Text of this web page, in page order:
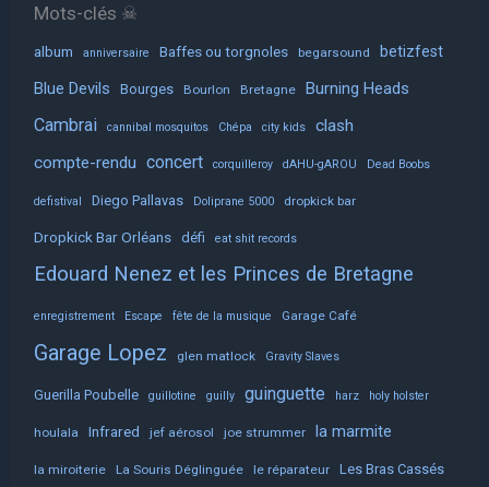
Mots-clés ☠
album anniversaire Baffes ou torgnoles begarsound betizfest
Blue Devils Bourges Bourlon Bretagne Burning Heads
Cambrai cannibal mosquitos Chépa city kids
clash
compte-rendu concert corquilleroy dAHU-gAROU Dead Boobs
defistival Diego Pallavas Doliprane 5000 dropkick bar
Dropkick Bar Orléans défi eat shit records
Edouard Nenez et les Princes de Bretagne
enregistrement Escape fête de la musique Garage Café
Garage Lopez glen matlock Gravity Slaves
Guerilla Poubelle guillotine guilly guinguette harz holy holster
houlala Infrared jef aérosol joe strummer la marmite
la miroiterie La Souris Déglinguée le réparateur Les Bras Cassés